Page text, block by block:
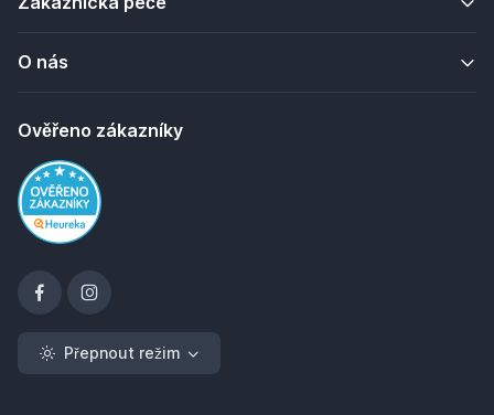
O nás
Ověřeno zákazníky
Přepnout režim